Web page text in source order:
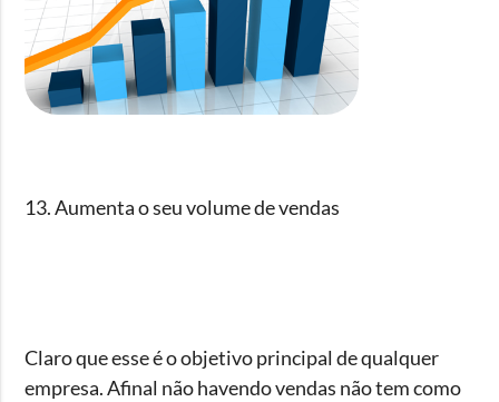
13. Aumenta o seu volume de vendas
Claro que esse é o objetivo principal de qualquer
empresa. Afinal não havendo vendas não tem como